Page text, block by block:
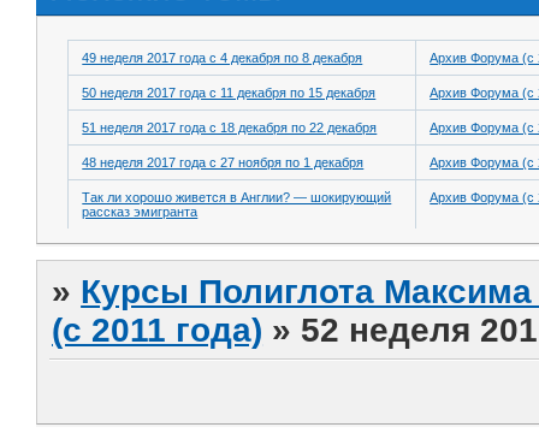
49 неделя 2017 года с 4 декабря по 8 декабря Архив Форума (с
50 неделя 2017 года с 11 декабря по 15 декабря Архив Форума (с
51 неделя 2017 года с 18 декабря по 22 декабря Архив Форума (с
48 неделя 2017 года с 27 ноября по 1 декабря Архив Форума (с
Так ли хорошо живется в Англии? — шокирующий
рассказ эмигранта
Архив Форума (с
» Курсы Полиглота
(с 2011 года) » 52 неделя